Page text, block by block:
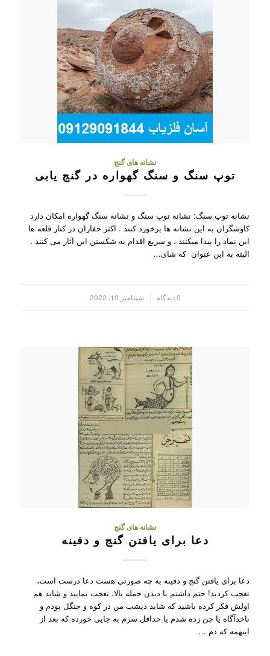
نشانه های گنج
توپ سنگ و سنگ گهواره در گنج یابی
نشانه توپ سنگ: نشانه توپ سنگ و نشانه سنگ گهواره امکان دارد
کاوشگران به این نشانه ها برخورد کنند . اکثر حفاران در کنار قلعه ها
این نماد را پیدا میکنند ، و سریع اقدام به شکستن این آثار می کنند .
البته به این عنوان که شای…
0 دیدگاه سپتامبر 10, 2022
نشانه های گنج
دعا برای یافتن گنج و دفینه
دعا برای یافتن گنج و دفینه به چه صورتی هست دعا درست است،
تعجب کردید! حتم داشتم با دیدن جمله بالا، تعجب نمایید و شاید هم
اولش فکر کرده باشید که شاید دیشب من در کوه و جنگل بودم و
ناخدآگاه یا جن زده شدم یا حداقل سرم به جایی خورده که بعد از
اینهمه که دم …